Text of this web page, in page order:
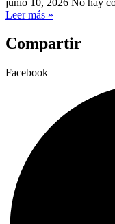
Leer más »
Compartir
Facebook